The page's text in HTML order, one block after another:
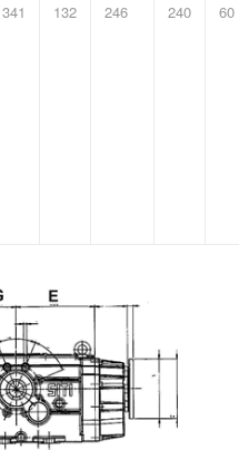
341 132 246 240 60